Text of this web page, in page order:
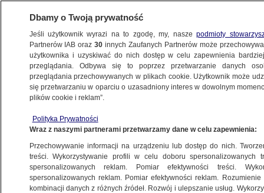
BIZNES
PIENIĄDZE
26.01.2017, 11:06
Udostępnij
Dbamy o Twoją prywatność
Jeśli użytkownik wyrazi na to zgodę, my, naszepodmioty
Partnerów IAB oraz30 innych Zaufanych Partnerów może
użytkownika i uzyskiwać do nich dostęp w celu zapewnienia
przeglądania. Odbywa się to poprzez przetwarzanie danych
przeglądania przechowywanych w plikach cookie. Użytkownik może
się przetwarzaniu w oparciu o uzasadniony interes w dowolnym
plików cookie i reklam”.
Polityka Prywatności
Wraz z naszymi partnerami przetwarzamy dane w celu zapewnienia:
Przechowywanie informacji na urządzeniu lub dostęp do nich.
treści. Wykorzystywanie profili w celu doboru spersonalizowanych
spersonalizowanych reklam. Pomiar efektywności treści.
spersonalizowanych reklam. Pomiar efektywności reklam.
kombinacji danych z różnych źródeł. Rozwój i ulepszanie usług.